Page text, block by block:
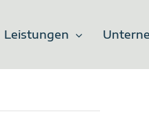
Leistungen